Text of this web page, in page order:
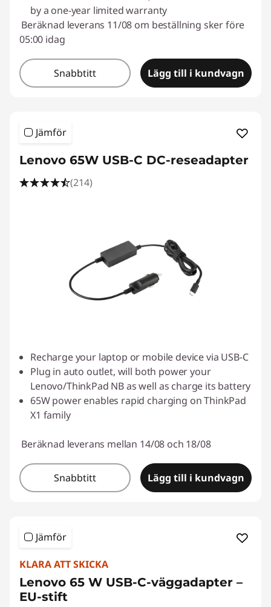
by a one-year limited warranty
Beräknad leverans 11/08 om beställning sker före
05:00 idag
Snabbtitt Lägg till i kundvagn
Jämför
Lenovo 65W USB-C DC-reseadapter
(214)
Recharge your laptop or mobile device via USB-C
Plug in auto outlet, will both power your
Lenovo/ThinkPad NB as well as charge its battery
65W power enables rapid charging on ThinkPad
X1 family
Beräknad leverans mellan 14/08 och 18/08
Snabbtitt Lägg till i kundvagn
Jämför
KLARA ATT SKICKA
Lenovo 65 W USB-C-väggadapter –
EU-stift